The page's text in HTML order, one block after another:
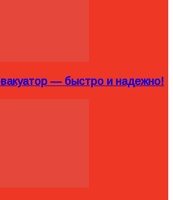
— быстро и надежно!